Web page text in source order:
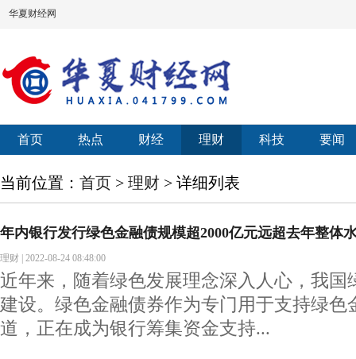
华夏财经网
首页 热点 财经 理财 科技 要闻
当前位置： 首页 > 理财 > 详细列表
年内银行发行绿色金融债规模超2000亿元远超去年整体
理财 2022-08-24 08:48:00
近年来，随着绿色发展理念深入人心，我国
建设。绿色金融债券作为专门用于支持绿色
道，正在成为银行筹集资金支持...